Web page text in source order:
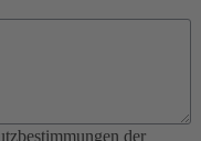
der